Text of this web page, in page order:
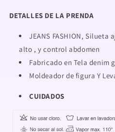
DETALLES DE LA PRENDA
JEANS FASHION,
alto , y control abdomen
Fabricado en Tela denim
Moldeador de figura Y
CUIDADOS